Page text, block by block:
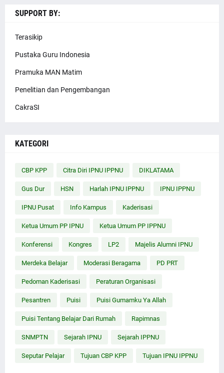
SUPPORT BY:
Terasikip
Pustaka Guru Indonesia
Pramuka MAN Matim
Penelitian dan Pengembangan
CakraSI
KATEGORI
CBP KPP Citra Diri IPNU IPPNU DIKLATAMA
Gus Dur HSN Harlah IPNU IPPNU IPNU IPPNU
IPNU Pusat Info Kampus Kaderisasi
Ketua Umum PP IPNU Ketua Umum PP IPPNU
Konferensi Kongres LP2 Majelis Alumni IPNU
Merdeka Belajar Moderasi Beragama PD PRT
Pedoman Kaderisasi Peraturan Organisasi
Pesantren Puisi Puisi Gumamku Ya Allah
Puisi Tentang Belajar Dari Rumah Rapimnas
SNMPTN Sejarah IPNU Sejarah IPPNU
Seputar Pelajar Tujuan CBP KPP Tujuan IPNU IPPNU